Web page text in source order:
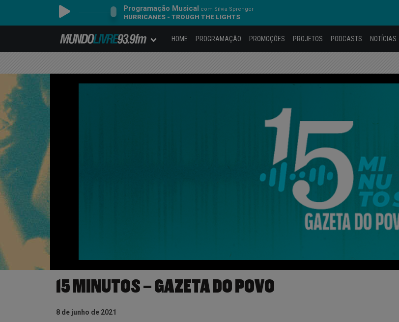
Programação Musical com Silvia Sprenger
HURRICANES - TROUGH THE LIGHTS
HOME PROGRAMAÇÃO PROMOÇÕES PROJETOS PODCASTS NOTÍCIAS
15 MINUTOS – GAZETA DO POVO
8 de junho de 2021